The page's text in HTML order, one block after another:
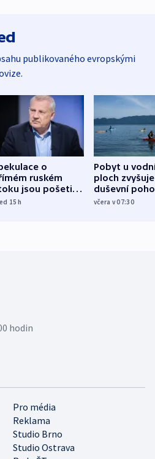
publikovaného evropskými
o
ruském
jsou pošetilé,
estonský
15h
Pobyt u
ploch zvyšuje
duševní
ukázala
včera v 07:30
Pro média
Reklama
Studio Brno
Studio Ostrava
hodin